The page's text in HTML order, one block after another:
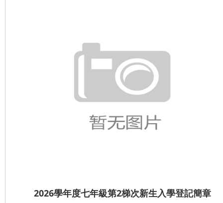
2026學年度七年級第2梯次新生入學登記簡章